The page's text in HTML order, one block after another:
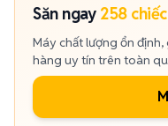
Săn ngay 258
Máy chất lượng ổn
hàng uy tín trên toàn